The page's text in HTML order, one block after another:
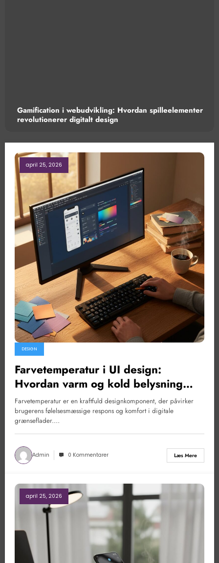
spilleelementer
Den perfekte morgenrutine:
understøtte daglig personlig pleje
april 25, 2026
DESIGN
Farvetemperatur i UI design:
Hvordan varm og kold belysning
påvirker brugeroplevelsen
Farvetemperatur er en kraftfuld designkomponent, der påvirker
brugerens følelsesmæssige respons og komfort i digitale
grænseflader.…
Admin 0 Kommentarer Læs Mere
april 25, 2026